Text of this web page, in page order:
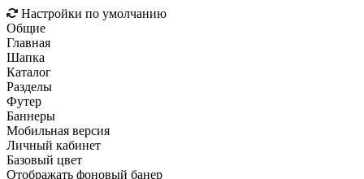
Настройки по умолчанию
Общие
Главная
Шапка
Каталог
Разделы
Футер
Баннеры
Мобильная версия
Личный кабинет
Базовый цвет
Отображать фоновый банер